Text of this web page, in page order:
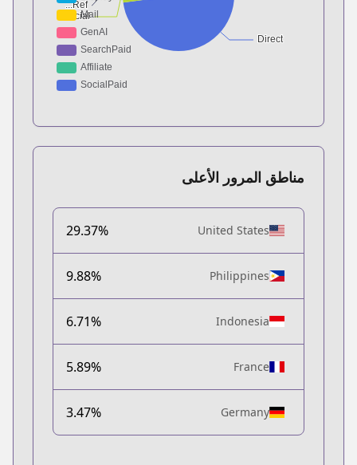
مناطق المرور الأعلى
United States
29.37%
Philippines
9.88%
Indonesia
6.71%
France
5.89%
Germany
3.47%